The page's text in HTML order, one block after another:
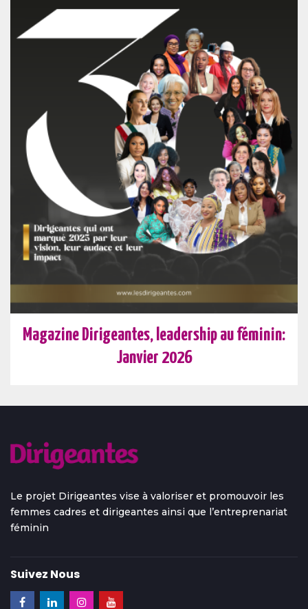
Magazine Dirigeantes, leadership au féminin:
Janvier 2026
Le projet Dirigeantes vise à valoriser et promouvoir les
femmes cadres et dirigeantes ainsi que l’entreprenariat
féminin
Suivez Nous